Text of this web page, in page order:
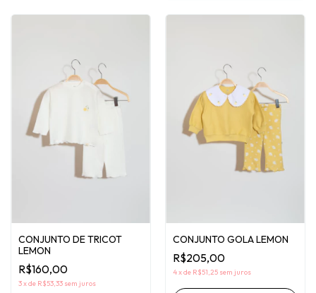
CONJUNTO DE TRICOT
LEMON
R$160,00
3xde R$53,33 sem juros
CONJUNTO GOLA LEMON
R$205,00
4xde R$51,25 sem juros